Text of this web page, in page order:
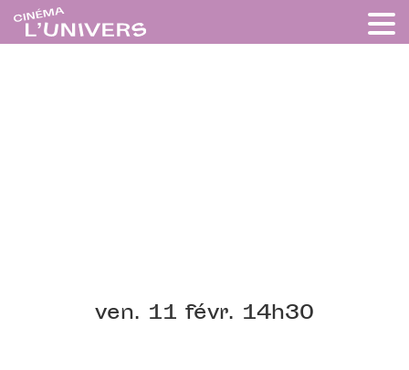
ven. 11 févr. 14h30